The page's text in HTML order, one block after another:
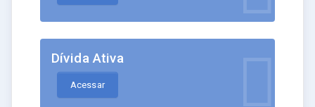
Dívida Ativa
Acessar